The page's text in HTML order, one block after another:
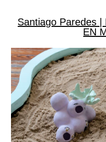
Santiago Paredes |
EN